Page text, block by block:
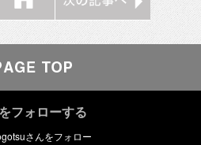
フォローする